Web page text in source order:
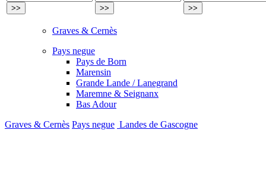
Graves & Cernès
Pays negue
Pays de Born
Marensin
Grande Lande / Lanegrand
Maremne & Seignanx
Bas Adour
Graves & Cernès Pays negue Landes de Gascogne